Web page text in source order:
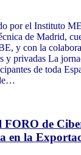
por el Instituto
de Madrid,
y con la
y privadas La
de toda
FORO de
en la